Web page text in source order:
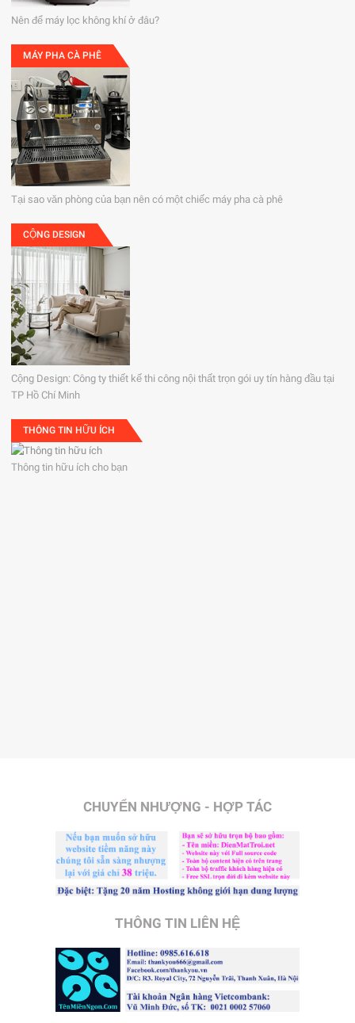
Nên để máy lọc không khí ở đâu?
MÁY PHA CÀ PHÊ
Tại sao văn phòng của bạn nên có một chiếc máy pha cà phê
CỘNG DESIGN
Cộng Design: Công ty thiết kế thi công nội thất trọn gói uy tín hàng đầu tại
TP Hồ Chí Minh
THÔNG TIN HỮU ÍCH
Thông tin hữu ích cho bạn
CHUYỂN NHƯỢNG - HỢP TÁC
THÔNG TIN LIÊN HỆ